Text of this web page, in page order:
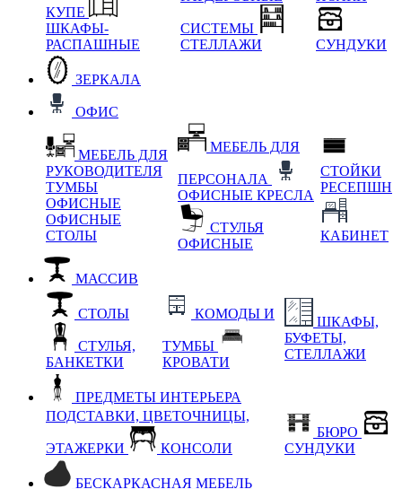
КУПЕ
ШКАФЫ-
РАСПАШНЫЕ
СИСТЕМЫ
СТЕЛЛАЖИ
СУНДУКИ
ЗЕРКАЛА
ОФИС
МЕБЕЛЬ ДЛЯ
РУКОВОДИТЕЛЯ
ТУМБЫ
ОФИСНЫЕ
ОФИСНЫЕ
СТОЛЫ
МЕБЕЛЬ ДЛЯ
ПЕРСОНАЛА
ОФИСНЫЕ КРЕСЛА
СТУЛЬЯ
ОФИСНЫЕ
СТОЙКИ
РЕСЕПШН
КАБИНЕТ
МАССИВ
СТОЛЫ
СТУЛЬЯ,
БАНКЕТКИ
КОМОДЫ И
ТУМБЫ
КРОВАТИ
ШКАФЫ,
БУФЕТЫ,
СТЕЛЛАЖИ
ПРЕДМЕТЫ ИНТЕРЬЕРА
ПОДСТАВКИ, ЦВЕТОЧНИЦЫ,
ЭТАЖЕРКИ КОНСОЛИ
БЮРО
СУНДУКИ
БЕСКАРКАСНАЯ МЕБЕЛЬ